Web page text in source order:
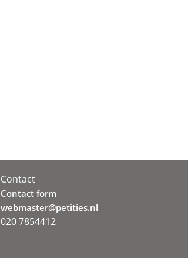
Contact
Contact form
webmaster@petities.nl
020 7854412